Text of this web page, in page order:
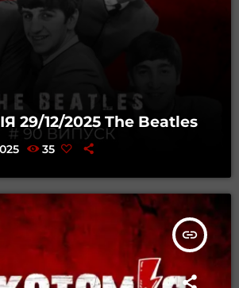
29/12/2025 The Beatles
35
insert_link